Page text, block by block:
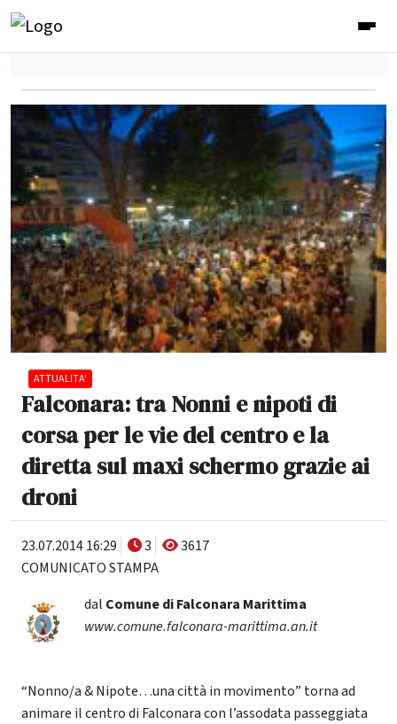
ATTUALITA'
Falconara: tra Nonni e nipoti di
corsa per le vie del centro e la
diretta sul maxi schermo grazie ai
droni
23.07.2014 16:29 3
3617
COMUNICATO STAMPA
dal Comune di Falconara Marittima
www.comune.falconara-marittima.an.it
“Nonno/a & Nipote…una città in movimento” torna ad
animare il centro di Falconara con l’assodata passeggiata